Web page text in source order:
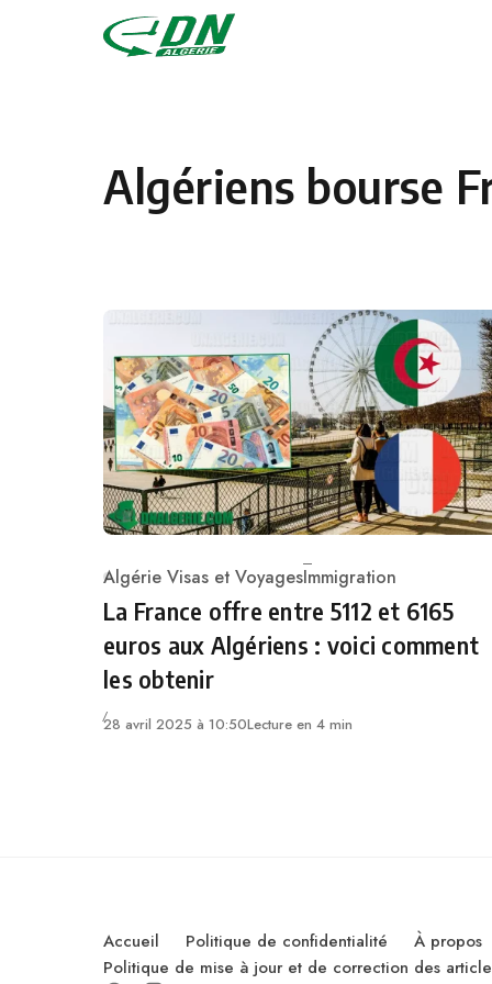
Skip to content
Algériens bourse
Category
Algérie Visas et VoyagesImmigration
La France offre entre 5112 et 6165
euros aux Algériens : voici comment
les obtenir
28 avril 2025 à 10:50Lecture en 4 min
Accueil Politique de confidentialité
À propos
Politique de mise à jour et de correction des